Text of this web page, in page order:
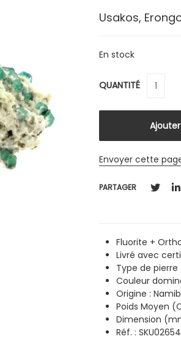
Usakos,
En stock
QUANTITÉ
Envoyer cette
PARTAGER
Fluorite +
Livré avec
Type de pierre
Couleur
Origine :
Poids Moyen
Dimension
Réf. :